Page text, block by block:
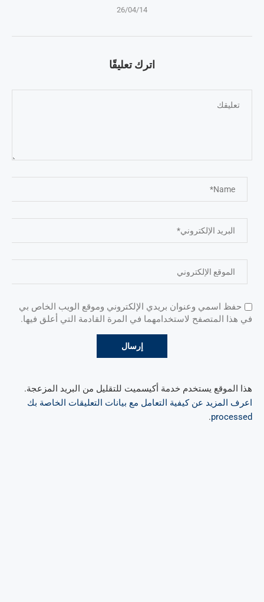
26/04/14
اترك تعليقًا
حفظ اسمي وعنوان بريدي الإلكتروني وموقع الويب الخاص بي
في هذا المتصفح لاستخدامهما في المرة القادمة التي أعلق فيها.
هذا الموقع يستخدم خدمة أكيسميت للتقليل من البريد المزعجة.
اعرف المزيد عن كيفية التعامل مع بيانات التعليقات الخاصة بك
processed
.